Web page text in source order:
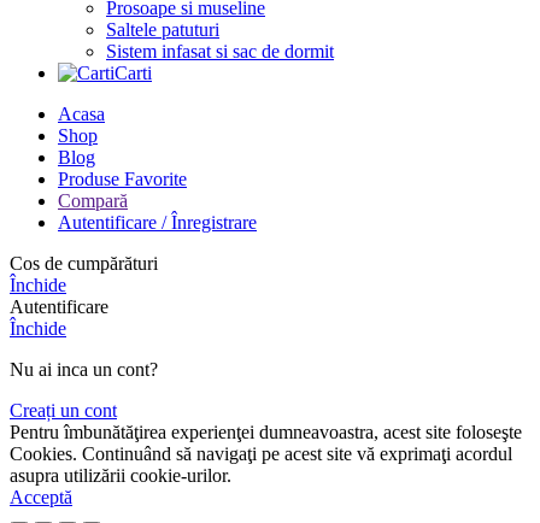
Prosoape si museline
Saltele patuturi
Sistem infasat si sac de dormit
Carti
Acasa
Shop
Blog
Produse Favorite
Compară
Autentificare / Înregistrare
Cos de cumpărături
Închide
Autentificare
Închide
Nu ai inca un cont?
Creați un cont
Pentru îmbunătăţirea experienţei dumneavoastra, acest site foloseşte
Cookies. Continuând să navigaţi pe acest site vă exprimaţi acordul
asupra utilizării cookie-urilor.
Acceptă